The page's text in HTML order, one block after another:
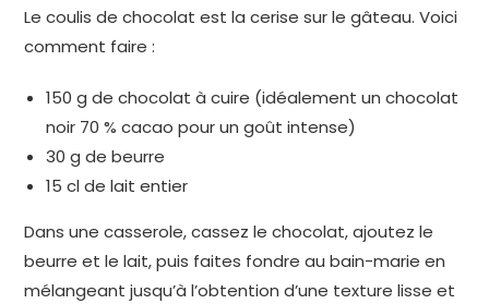
Le coulis de chocolat est la cerise sur le gâteau. Voici
comment faire :
150 g de chocolat à cuire (idéalement un chocolat
noir 70 % cacao pour un goût intense)
30 g de beurre
15 cl de lait entier
Dans une casserole, cassez le chocolat, ajoutez le
beurre et le lait, puis faites fondre au bain-marie en
mélangeant jusqu’à l’obtention d’une texture lisse et